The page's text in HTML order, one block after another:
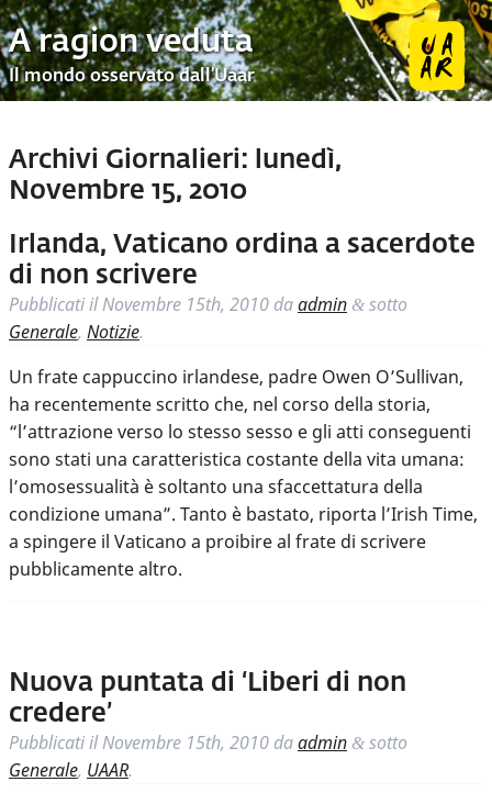
A ragion veduta
Il mondo osservato dall’Uaar
Archivi Giornalieri: lunedì,
Novembre 15, 2010
Irlanda, Vaticano ordina a sacerdote
di non scrivere
Pubblicati ilNovembre 15th, 2010 daadmin & sotto
Generale, Notizie.
Un frate cappuccino irlandese, padre Owen O’Sullivan,
ha recentemente scritto che, nel corso della storia,
“l’attrazione verso lo stesso sesso e gli atti conseguenti
sono stati una caratteristica costante della vita umana:
l’omosessualità è soltanto una sfaccettatura della
condizione umana”. Tanto è bastato, riporta l’Irish Time,
a spingere il Vaticano a proibire al frate di scrivere
pubblicamente altro.
Nuova puntata di ‘Liberi di non
credere’
Pubblicati ilNovembre 15th, 2010 daadmin & sotto
Generale, UAAR.